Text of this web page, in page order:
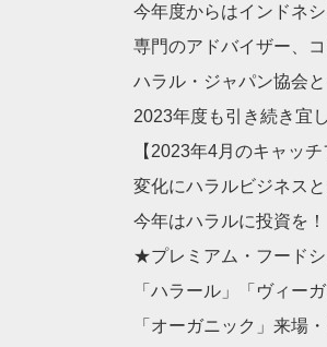
今年度からはインドネ
専門のアドバイザー、
ハラル・ジャパン協会
2023年度も引き続き宜
【2023年4月のキャッ
変化にハラルビジネスと
今年はハラルに投資を！
★プレミアム・フード
「ハラール」「ヴィー
「オーガニック」来場